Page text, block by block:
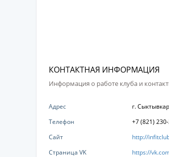
КОНТАКТНАЯ ИНФОРМАЦИЯ
Информация о работе клуба и
Адрес
г.
Телефон
+7 (821)
Сайт
http://
Страница VK
https://